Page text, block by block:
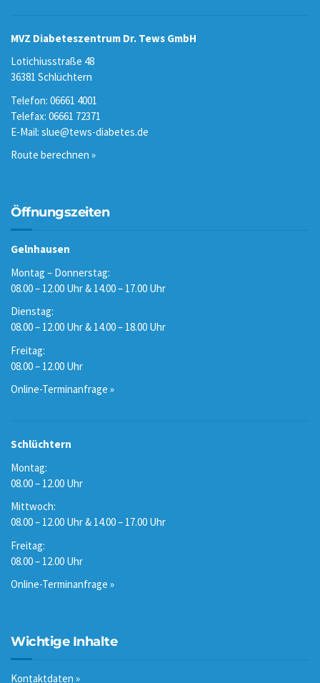
MVZ Diabeteszentrum Dr. Tews GmbH
Lotichiusstraße 48
36381 Schlüchtern
Telefon: 06661 4001
Telefax: 06661 72371
E-Mail: slue@tews-diabetes.de
Route berechnen »
Öffnungszeiten
Gelnhausen
Montag – Donnerstag:
08.00 – 12.00 Uhr & 14.00 – 17.00 Uhr
Dienstag:
08.00 – 12.00 Uhr & 14.00 – 18.00 Uhr
Freitag:
08.00 – 12.00 Uhr
Online-Terminanfrage »
Schlüchtern
Montag:
08.00 – 12.00 Uhr
Mittwoch:
08.00 – 12.00 Uhr & 14.00 – 17.00 Uhr
Freitag:
08.00 – 12.00 Uhr
Online-Terminanfrage »
Wichtige Inhalte
Kontaktdaten »